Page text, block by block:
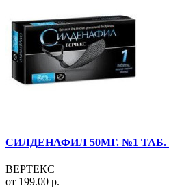
СИЛДЕНАФИЛ 50МГ. №1 ТАБ.
ВЕРТЕКС
от 199.00 р.